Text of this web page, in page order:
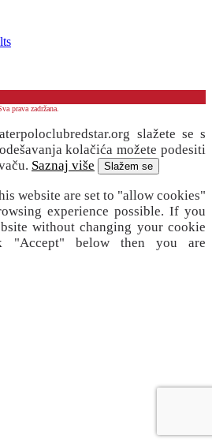
prava zadržana.
slažete se s
kolačića možete podesiti
Saznaj više Slažem se
website are set to "allow cookies"
experience possible. If you
without changing your cookie
"Accept" below then you are